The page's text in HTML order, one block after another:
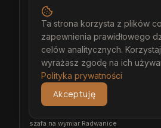
projekt wnętrz Radwanice
projektowanie wnętrz Radwanice
aranżacja wnętrz Radwanice
wizualizacja wnętrz Radwanice
meble na wymiar Radwanice
stolarz Radwanice
kuchnia na wymiar Radwanice
szafa na wymiar Radwanice
Ta strona korzysta z plików
zapewnienia prawidłowego
celów analitycznych.
wyrażasz zgodę na ich
Polityka prywatności
Akceptuję